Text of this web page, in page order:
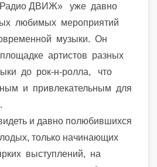
ДВИЖ» уже давно
любимых мероприятий
музыки. Он
площадке артистов разных
до рок-н-ролла,
что
и привлекательным для
и давно полюбившихся
только начинающих
выступлений, на